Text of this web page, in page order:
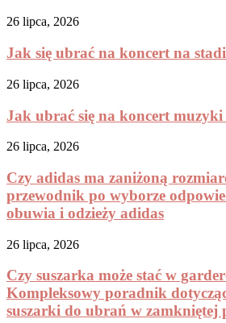
26 lipca, 2026
Jak się ubrać na koncert na
26 lipca, 2026
Jak ubrać się na koncert muzyki
26 lipca, 2026
Czy adidas ma zaniżoną
przewodnik po wyborze
obuwia i odzieży adidas
26 lipca, 2026
Czy suszarka może stać w
Kompleksowy poradnik
suszarki do ubrań w zamkniętej